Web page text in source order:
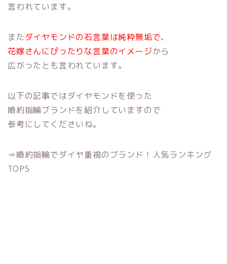
言われています。
またダイヤモンドの石言葉は純粋無垢で、
花嫁さんにぴったりな言葉のイメージから
広がったとも言われています。
以下の記事ではダイヤモンドを使った
婚約指輪ブランドを紹介していますので
参考にしてくださいね。
⇒婚約指輪でダイヤ重視のブランド！人気ランキング
TOP5